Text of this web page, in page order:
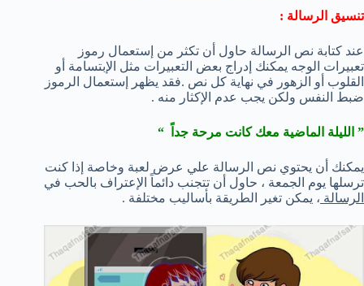
تنسيق الرسالة :
عند كتابة نص الرسالة حاول أن تكثر من إستعمال رموز
تعبيرات الوجه يمكنك إدراج بعض التعبيرات مثل الإبتسامة أو
القلوب أو الزهور في نهاية كل نص .فقد يظهر إستعمال الرموز
ضبط النفس ولكن يجب عدم الإكثار منه .
” الليلة الماضية معك كانت مرحة جداً “
يمكنك أن يحتوي نص الرسالة علي عرض لعبة وخاصة إذا كنت
ترسلها يوم الجمعة ، حاول أن تتجنب دائماً الإعتراف بالحب في
الرسالة ، يمكن تغير الطريقة بأساليب مختلفة .